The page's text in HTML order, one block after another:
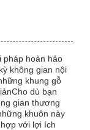
pháp hoàn hảo
không gian nội
khung gỗ
dù bạn
gian thương
khuôn này
với lợi ích